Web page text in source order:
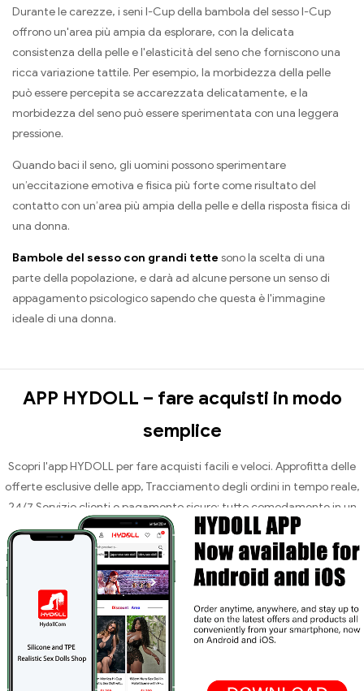
Durante le carezze, i seni I-Cup della bambola del sesso I-Cup
offrono un'area più ampia da esplorare, con la delicata
consistenza della pelle e l'elasticità del seno che forniscono una
ricca variazione tattile. Per esempio, la morbidezza della pelle
può essere percepita se accarezzata delicatamente, e la
morbidezza del seno può essere sperimentata con una leggera
pressione.
Quando baci il seno, gli uomini possono sperimentare
un’eccitazione emotiva e fisica più forte come risultato del
contatto con un’area più ampia della pelle e della risposta fisica di
una donna.
Bambole del sesso con grandi tette sono la scelta di una
parte della popolazione, e darà ad alcune persone un senso di
appagamento psicologico sapendo che questa è l'immagine
ideale di una donna.
APP HYDOLL – fare acquisti in modo
semplice
Scopri l'app HYDOLL per fare acquisti facili e veloci. Approfitta delle
offerte esclusive delle app, Tracciamento degli ordini in tempo reale,
24/7 Servizio clienti e pagamento sicuro: tutto comodamente in un
unico posto.